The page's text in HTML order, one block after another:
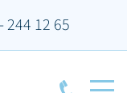
244 12 65